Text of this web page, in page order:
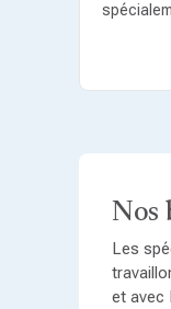
Nos
Les
et avec